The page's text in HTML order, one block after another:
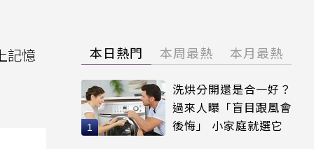
記憶 本日熱門 本周最熱 本月最熱
洗烘分開還是合一好？
過來人曝「盲目跟風會
後悔」 小家庭就選它